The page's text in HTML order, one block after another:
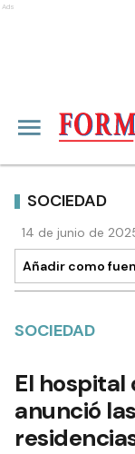
Ads
SOCIEDAD
14 de junio de
Añadir como
SOCIEDAD
El
anunció